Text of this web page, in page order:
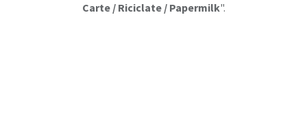
Carte / Riciclate / Papermilk".